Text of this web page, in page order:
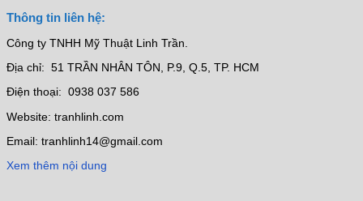
Thông tin liên hệ:
Công ty TNHH Mỹ Thuật Linh Trần.
Địa chỉ: 51 TRẦN NHÂN TÔN, P.9, Q.5, TP. HCM
Điện thoại: 0938 037 586
Website: tranhlinh.com
Email: tranhlinh14@gmail.com
Xem thêm nội dung